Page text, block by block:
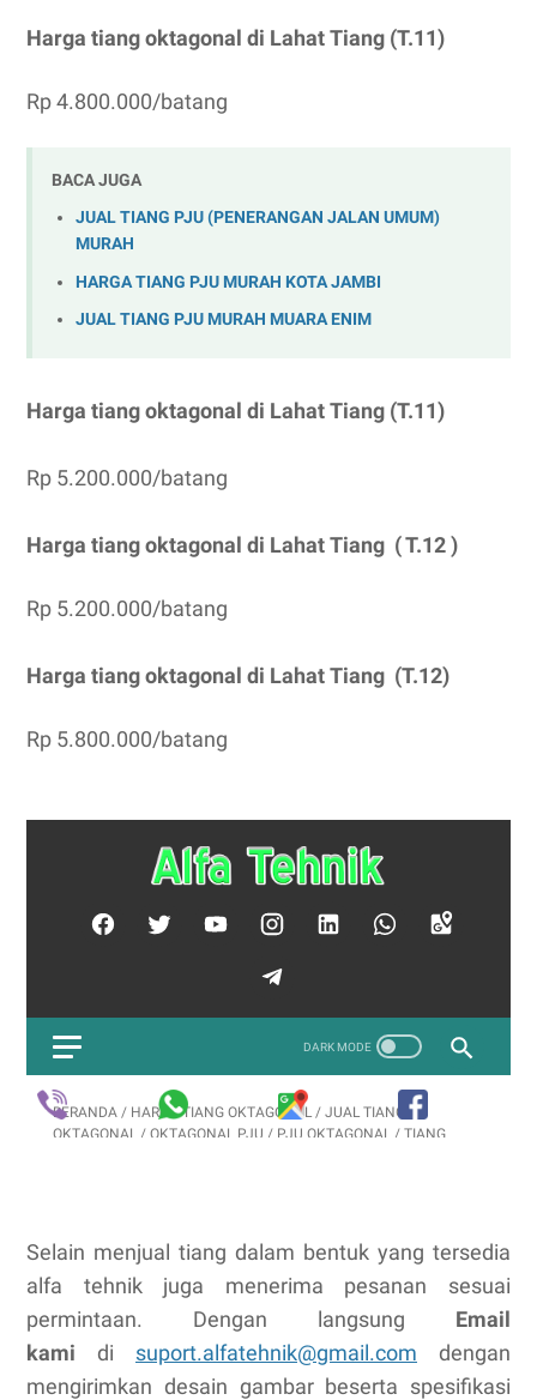
Harga tiang oktagonal di LahatTiang (T.11)
Rp 4.800.000/batang
BACA JUGA
JUAL TIANG PJU (PENERANGAN JALAN UMUM)
MURAH
HARGA TIANG PJU MURAH KOTA JAMBI
JUAL TIANG PJU MURAH MUARA ENIM
Harga tiang oktagonal di LahatTiang (T.11)
Rp 5.200.000/batang
Harga tiang oktagonal di LahatTiang ( T.12 )
Rp 5.200.000/batang
Harga tiang oktagonal di LahatTiang (T.12)
Rp 5.800.000/batang
Selain menjual tiang dalam bentuk yang tersedia
alfa tehnik juga menerima pesanan sesuai
permintaan. Dengan langsung Email
kami di suport.alfatehnik@gmail.com
dengan
mengirimkan desain gambar beserta spesifikasi